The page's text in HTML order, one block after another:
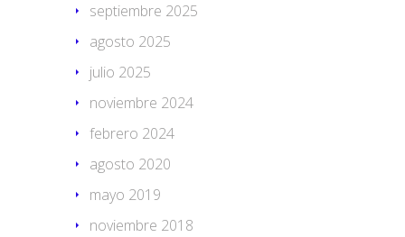
septiembre 2025
agosto 2025
julio 2025
noviembre 2024
febrero 2024
agosto 2020
mayo 2019
noviembre 2018